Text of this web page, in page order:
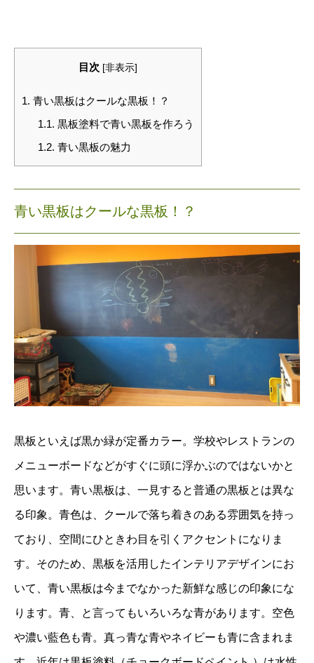
目次 [非表示]
1. 青い黒板はクールな黒板！？
1.1. 黒板塗料で青い黒板を作ろう
1.2. 青い黒板の魅力
青い黒板はクールな黒板！？
黒板といえば黒か緑が定番カラー。学校やレストランの
メニューボードなどがすぐに頭に浮かぶのではないかと
思います。青い黒板は、一見すると普通の黒板とは異な
る印象。青色は、クールで落ち着きのある雰囲気を持っ
ており、空間にひときわ目を引くアクセントになりま
す。そのため、黒板を活用したインテリアデザインにお
いて、青い黒板は今までなかった新鮮な感じの印象にな
ります。青、と言ってもいろいろな青があります。空色
や濃い藍色も青。真っ青な青やネイビーも青に含まれま